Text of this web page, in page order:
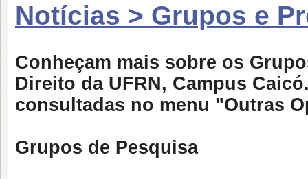
Notícias > Grupos e
Conheçam mais sobre os
Direito da UFRN, Campus
consultadas no menu "Outras
Grupos de Pesquisa